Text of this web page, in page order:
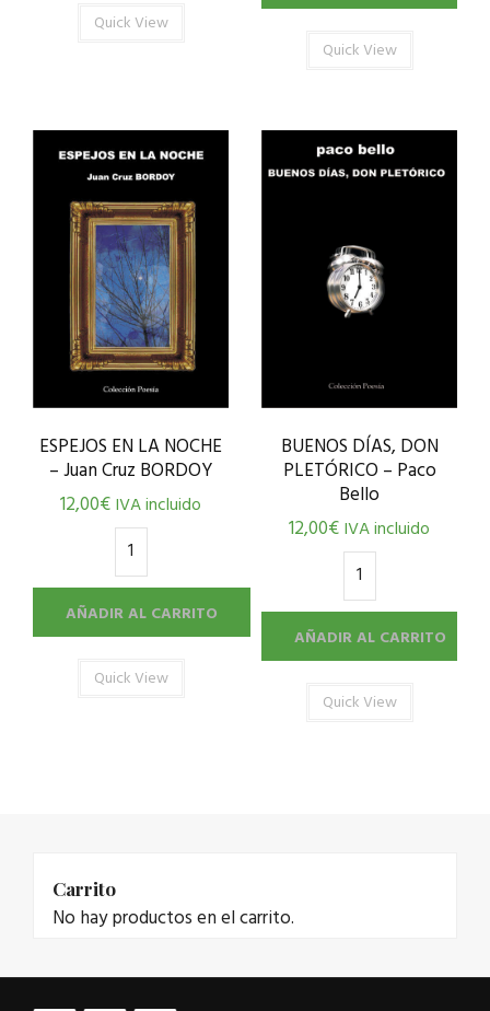
Quick View
Quick View
ESPEJOS EN LA NOCHE
– Juan Cruz BORDOY
12,00€IVA incluido
AÑADIR AL CARRITO
Quick View
BUENOS DÍAS, DON
PLETÓRICO – Paco
Bello
12,00€IVA incluido
AÑADIR AL CARRITO
Quick View
Carrito
No hay productos en el carrito.